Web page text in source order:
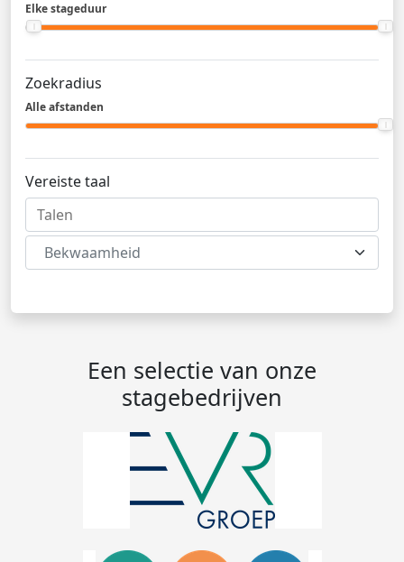
Elke stageduur
Zoekradius
Alle afstanden
Vereiste taal
Bekwaamheid
Een selectie van onze
stagebedrijven